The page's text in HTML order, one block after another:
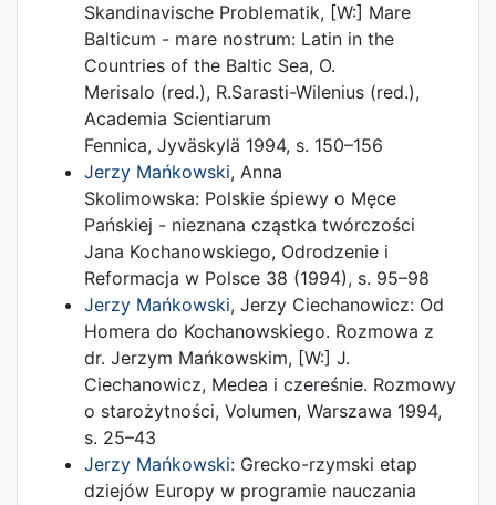
Skandinavische Problematik, [W:] Mare
Balticum - mare nostrum: Latin in the
Countries of the Baltic Sea, O.
Merisalo (red.), R.Sarasti-Wilenius (red.),
Academia Scientiarum
Fennica, Jyväskylä 1994, s. 150–156
Jerzy Mańkowski, Anna
Skolimowska: Polskie śpiewy o Męce
Pańskiej - nieznana cząstka twórczości
Jana Kochanowskiego, Odrodzenie i
Reformacja w Polsce 38 (1994), s. 95–98
Jerzy Mańkowski, Jerzy Ciechanowicz: Od
Homera do Kochanowskiego. Rozmowa z
dr. Jerzym Mańkowskim, [W:] J.
Ciechanowicz, Medea i czereśnie. Rozmowy
o starożytności, Volumen, Warszawa 1994,
s. 25–43
Jerzy Mańkowski: Grecko-rzymski etap
dziejów Europy w programie nauczania